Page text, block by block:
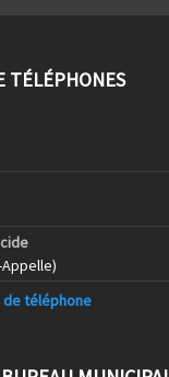
TÉLÉPHONES
Appelle)
de téléphone